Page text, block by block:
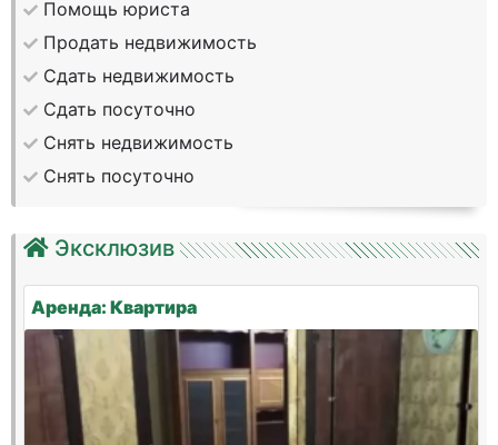
Помощь юриста
Продать недвижимость
Сдать недвижимость
Сдать посуточно
Снять недвижимость
Снять посуточно
Эксклюзив
Аренда: Квартира